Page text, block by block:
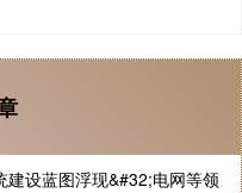
建设蓝图浮现&#32;电网等领